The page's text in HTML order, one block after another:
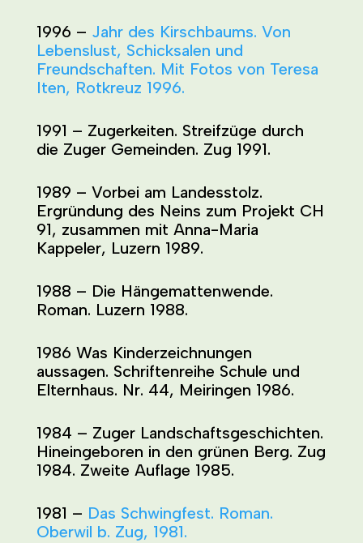
1996 – Jahr des Kirschbaums. Von
Lebenslust, Schicksalen und
Freundschaften. Mit Fotos von Teresa
Iten, Rotkreuz 1996.
1991 – Zugerkeiten. Streifzüge durch
die Zuger Gemeinden. Zug 1991.
1989 – Vorbei am Landesstolz.
Ergründung des Neins zum Projekt CH
91, zusammen mit Anna-Maria
Kappeler, Luzern 1989.
1988 – Die Hängemattenwende.
Roman. Luzern 1988.
1986 Was Kinderzeichnungen
aussagen. Schriftenreihe Schule und
Elternhaus. Nr. 44, Meiringen 1986.
1984 – Zuger Landschaftsgeschichten.
Hineingeboren in den grünen Berg. Zug
1984. Zweite Auflage 1985.
1981 – Das Schwingfest. Roman.
Oberwil b. Zug, 1981.